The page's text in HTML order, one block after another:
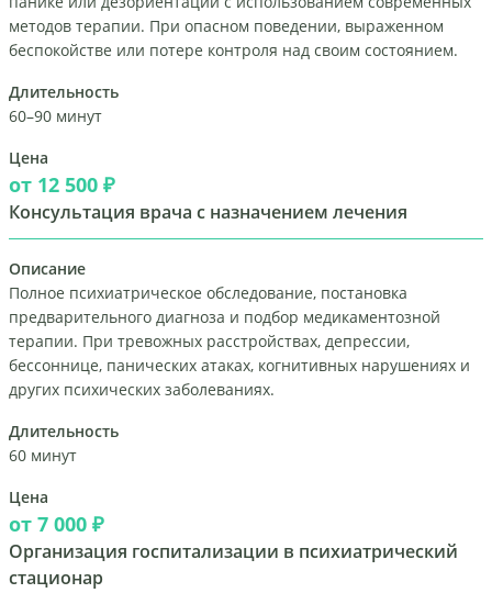
методов терапии. При опасном поведении, выраженном
беспокойстве или потере контроля над своим состоянием.
Длительность
60–90 минут
Цена
от 12 500 ₽
Консультация врача с назначением лечения
Описание
Полное психиатрическое обследование, постановка
предварительного диагноза и подбор медикаментозной
терапии. При тревожных расстройствах, депрессии,
бессоннице, панических атаках, когнитивных нарушениях и
других психических заболеваниях.
Длительность
60 минут
Цена
от 7 000 ₽
Организация госпитализации в психиатрический
стационар